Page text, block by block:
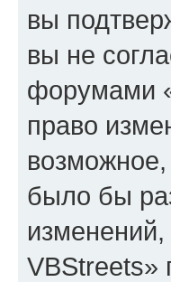
вы
вы не
форумами
право
было бы
VBStreets»